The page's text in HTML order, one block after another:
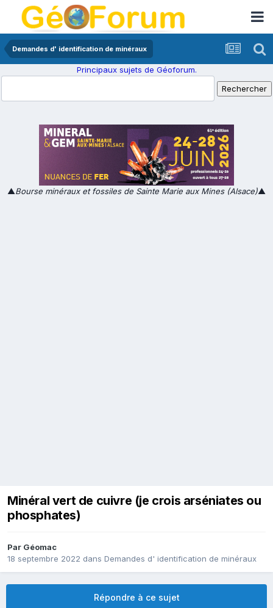
Demandes d' identification de minéraux
Principaux sujets de Géoforum.
▲Bourse minéraux et fossiles de Sainte Marie aux Mines (Alsace)▲
Minéral vert de cuivre (je crois arséniates ou
phosphates)
Par Géomac
18 septembre 2022 dans Demandes d' identification de minéraux
Répondre à ce sujet